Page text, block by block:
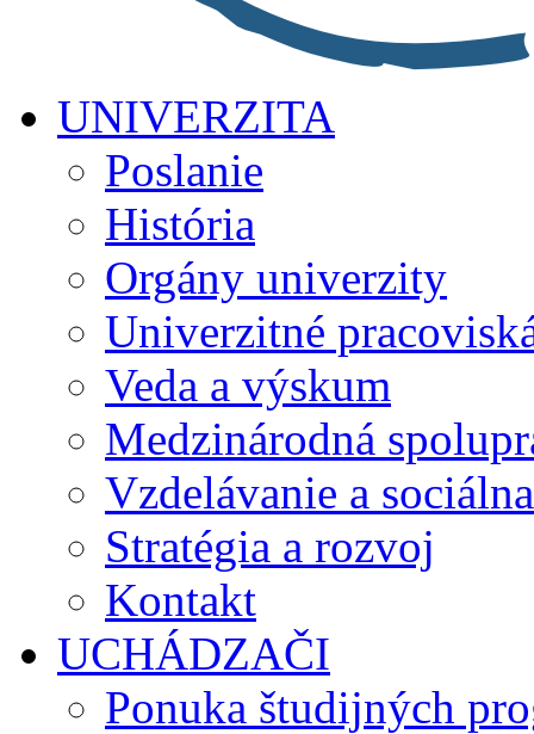
UNIVERZITA
Poslanie
História
Orgány univerzity
Univerzitné
Veda a výskum
Medzinárodná
Vzdelávanie a
Stratégia a rozvoj
Kontakt
UCHÁDZAČI
Ponuka študijných